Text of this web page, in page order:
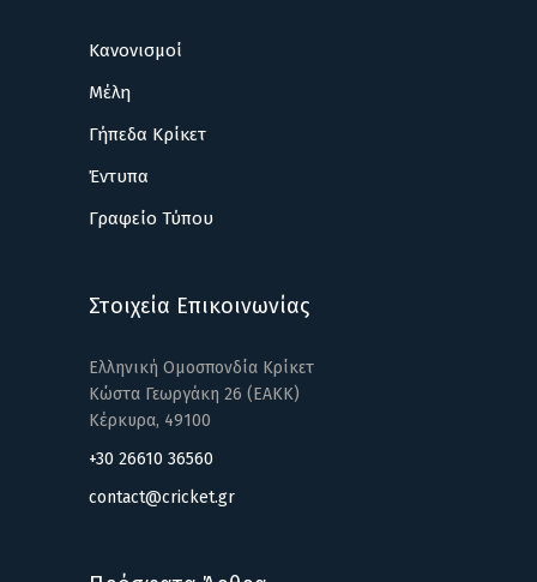
Κανονισμοί
Μέλη
Γήπεδα Κρίκετ
Έντυπα
Γραφείο Τύπου
Στοιχεία Επικοινωνίας
Ελληνική Ομοσπονδία Κρίκετ
Κώστα Γεωργάκη 26 (ΕΑΚΚ)
Κέρκυρα, 49100
+30 26610 36560
contact@cricket.gr